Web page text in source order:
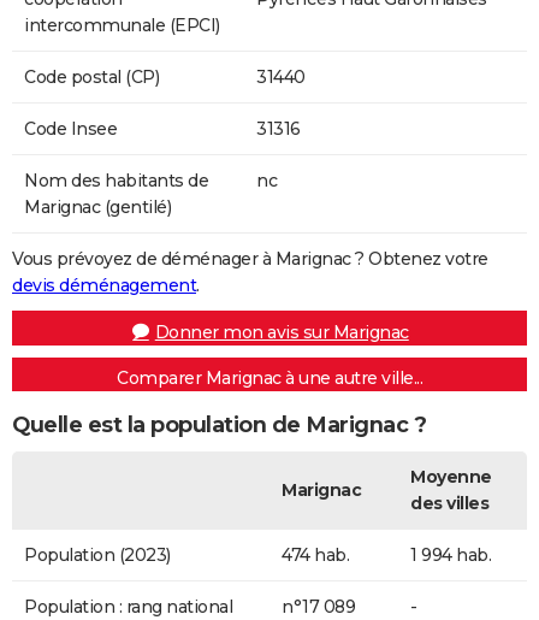
intercommunale (EPCI)
Code postal (CP) 31440
Code Insee 31316
Nom des habitants de
Marignac (gentilé)
nc
Vous prévoyez de déménager à Marignac ? Obtenez votre
devis déménagement.
Donner mon avis sur Marignac
Comparer Marignac à une autre ville...
Quelle est la population de Marignac ?
Marignac
Moyenne
des villes
Population (2023) 474 hab. 1 994 hab.
Population : rang national
n°17 089 -